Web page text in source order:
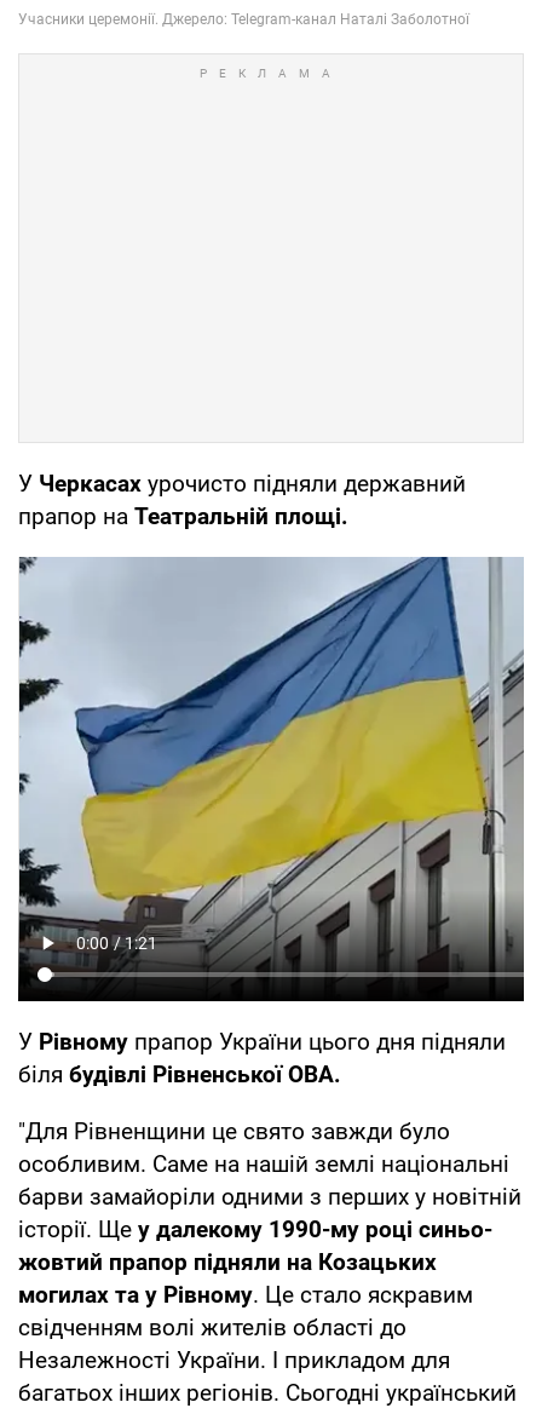
У Черкасах урочисто підняли державний
прапор на Театральній площі.
У Рівному прапор України цього дня підняли
біля будівлі Рівненської ОВА.
"Для Рівненщини це свято завжди було
особливим. Саме на нашій землі національні
барви замайоріли одними з перших у новітній
історії. Ще у далекому 1990-му році синьо-
жовтий прапор підняли на Козацьких
могилах та у Рівному. Це стало яскравим
свідченням волі жителів області до
Незалежності України. І прикладом для
багатьох інших регіонів. Сьогодні український